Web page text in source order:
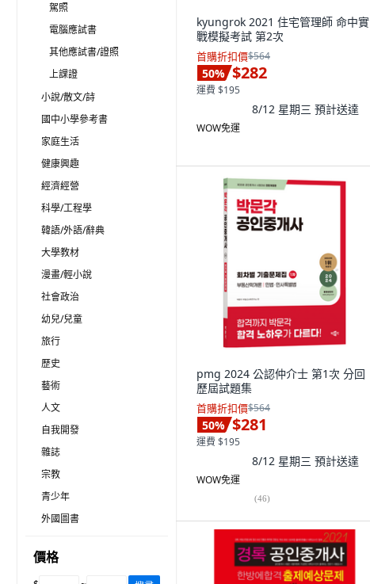
駕照
電腦應試書
其他應試書/證照
上課證
小說/散文/詩
國中小學參考書
家庭生活
健康興趣
經濟經營
科學/工程學
韓語/外語/辭典
大學教材
漫畫/輕小說
社會政治
幼兒/兒童
旅行
歷史
藝術
人文
自我開發
雜誌
宗教
青少年
外國圖書
價格
kyungrok 2021 住宅管理師 命中實
戰模擬考試 第2次
首購折扣價$564
50% $282
運費 $195
8/12 星期三 預計送達
WOW免運
pmg 2024 公認仲介士 第1次 分回
歷屆試題集
首購折扣價$564
50% $281
運費 $195
8/12 星期三 預計送達
WOW免運
(46)